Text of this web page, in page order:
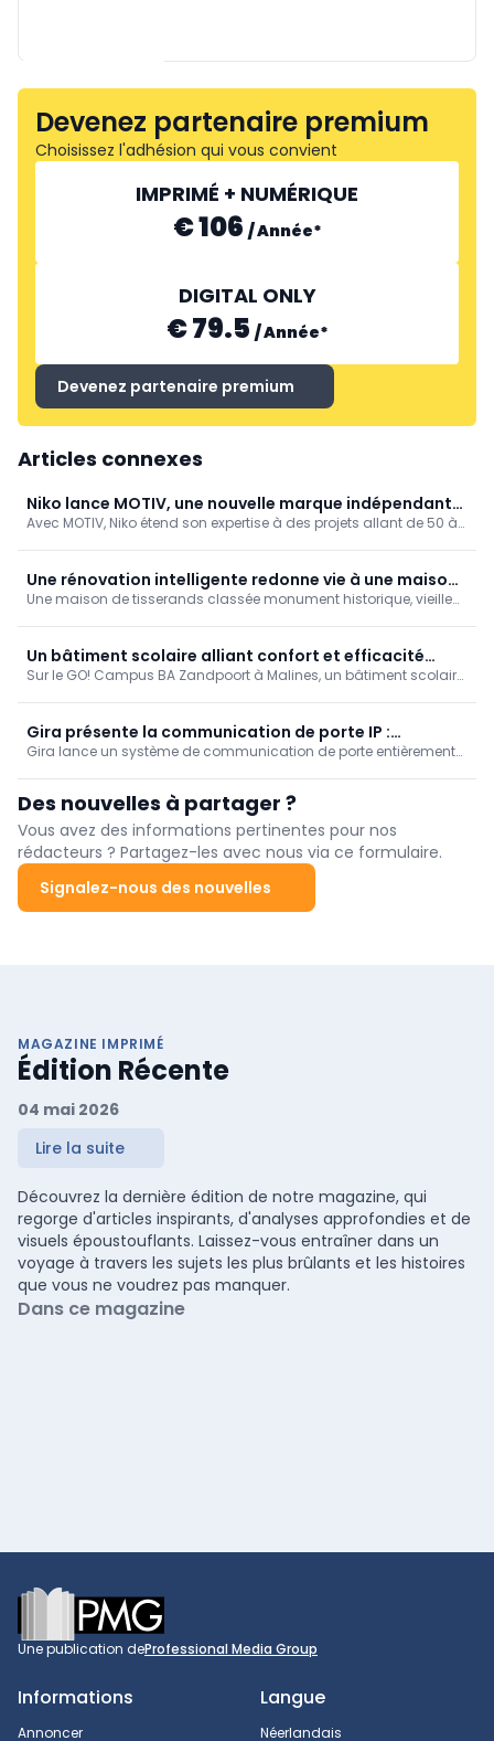
GIRA
Devenez partenaire premium
Choisissez l'adhésion qui vous convient
IMPRIMÉ + NUMÉRIQUE
€ 106 /Année*
DIGITAL ONLY
€ 79.5 /Année*
Devenez partenaire premium
Articles connexes
Niko lance MOTIV, une nouvelle marque indépendante
dédiée à l’automatisation intelligente des bâtiments
Avec MOTIV, Niko étend son expertise à des projets allant de 50 à
Une rénovation intelligente redonne vie à une maison
de tisserands d'Amsterdam vieille de 350 ans
Une maison de tisserands classée monument historique, vieille
marient harmonieusement avec une façade arrière vitrée ouverte
et un intérieur lumineux. La technologie Gira (KNX, capteur tactile
4.55, E2, System 106) offre un confort discret et une commande
centralisée.
Un bâtiment scolaire alliant confort et efficacité
énergétique
Sur le GO! Campus BA Zandpoort à Malines, un bâtiment scolaire
Gira présente la communication de porte IP :
évolutive de la maison au quartier
Gira lance un système de communication de porte entièrement
modulaire (caméra Full-HD, stations intérieures Video IP ou G1,
application DCS), configuration rapide via GPA, sans serveur ni
licence, prêt pour CRA, disponible immédiatement.
Des nouvelles à partager ?
Vous avez des informations pertinentes pour nos
rédacteurs ? Partagez-les avec nous via ce formulaire.
Signalez-nous des nouvelles
MAGAZINE IMPRIMÉ
Édition Récente
04 mai 2026
Lire la suite
Découvrez la dernière édition de notre magazine, qui
regorge d'articles inspirants, d'analyses approfondies et de
visuels époustouflants. Laissez-vous entraîner dans un
voyage à travers les sujets les plus brûlants et les histoires
que vous ne voudrez pas manquer.
Dans ce magazine
Footer
Une publication deProfessional Media Group
Informations
Annoncer
Langue
Néerlandais